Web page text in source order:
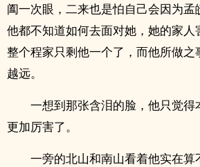
阖一次眼，二来也是怕自己会因为孟
他都不知道如何去面对她，她的家人
整个程家只剩他一个了，而他所做之
越远。
一想到那张含泪的脸，他只觉得
更加厉害了。
一旁的北山和南山看着他实在算